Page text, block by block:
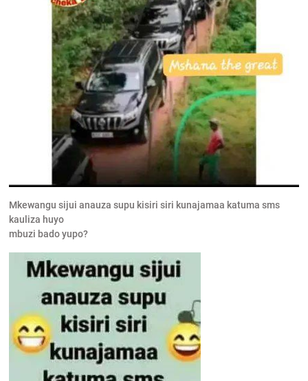
Mkewangu sijui anauza supu kisiri siri kunajamaa katuma sms
kauliza huyo
mbuzi bado yupo?